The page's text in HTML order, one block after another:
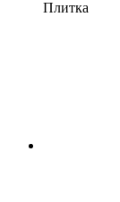
Плитка